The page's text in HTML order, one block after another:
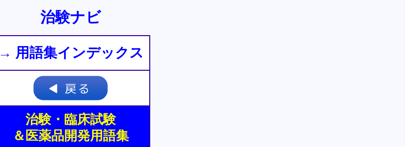
治験ナビ
→ 用語集インデックス
治験・臨床試験
＆医薬品開発用語集